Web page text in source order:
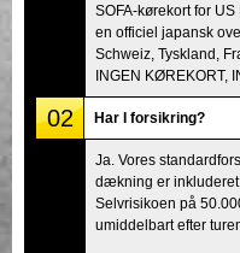
SOFA-kørekort for
en officiel japansk
Schweiz, Tyskland,
INGEN KØREKORT,
02 Har I forsikring?
Ja. Vores
dækning er inkluderet
Selvrisikoen på
umiddelbart efter